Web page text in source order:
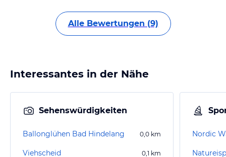
Alle Bewertungen (9)
Interessantes in der Nähe
Sehenswürdigkeiten
Ballonglühen Bad Hindelang 0,0 km
Viehscheid 0,1 km
Nordic